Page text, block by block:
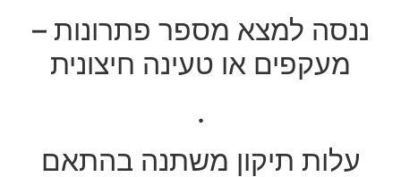
ננסה למצא מספר פתרונות –
מעקפים או טעינה חיצונית
.
עלות תיקון משתנה בהתאם